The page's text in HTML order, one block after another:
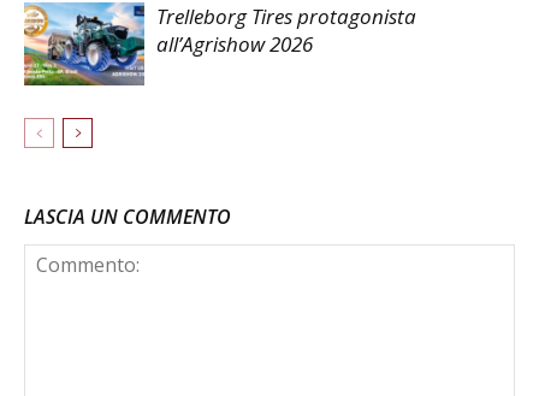
Trelleborg Tires protagonista
all’Agrishow 2026
LASCIA UN COMMENTO